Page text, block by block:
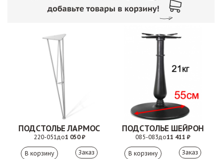
ПОДСТОЛЬЕ ЛАРМОС
220-051до1 050 ₽
Заказ
ПОДСТОЛЬЕ ШЕЙРОН
085-083до11 411 ₽
Заказ